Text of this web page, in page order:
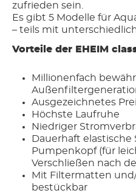
zufrieden sein.
Es gibt 5 Modelle für
– teils mit
Vorteile der EHEIM
Millionenfach
Ausgezeichnetes
Höchste Laufruhe
Niedriger
Dauerhaft
Pumpenkopf (für
Verschließen nach
Mit Filtermatten
bestückbar